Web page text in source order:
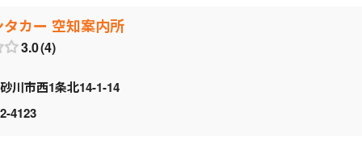
カー 空知案内所
3.0 4
川市西1条北14-1-14
4123